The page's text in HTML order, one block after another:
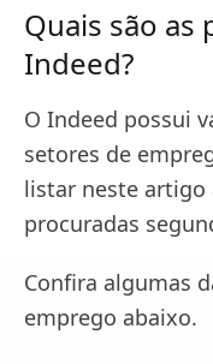
Quais são as
Indeed?
O Indeed possui
setores de
listar neste artigo
procuradas
Confira algumas
emprego abaixo.